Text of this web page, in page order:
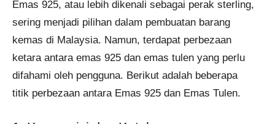
Emas 925, atau lebih dikenali sebagai perak sterling,
sering menjadi pilihan dalam pembuatan barang
kemas di Malaysia. Namun, terdapat perbezaan
ketara antara emas 925 dan emas tulen yang perlu
difahami oleh pengguna. Berikut adalah beberapa
titik perbezaan antara Emas 925 dan Emas Tulen.